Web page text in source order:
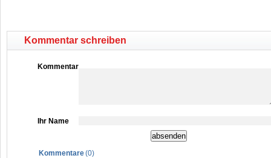
Kommentar schreiben
Kommentar
Ihr Name
Kommentare(0)